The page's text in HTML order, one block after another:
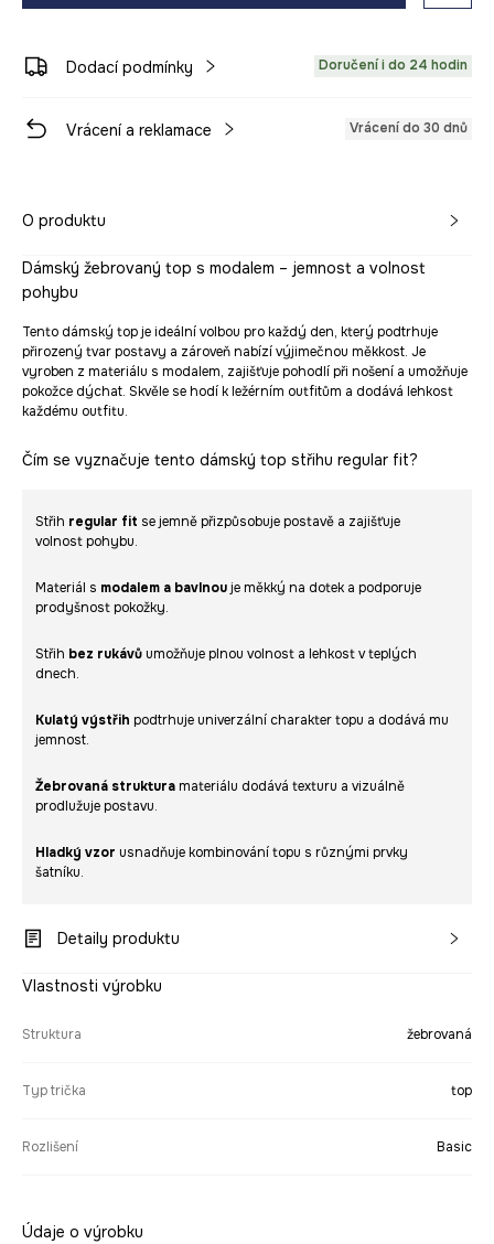
Dodací podmínky Doručení i do 24 hodin
Vrácení a reklamace Vrácení do 30 dnů
O produktu
Dámský žebrovaný top s modalem – jemnost a volnost
pohybu
Tento dámský top je ideální volbou pro každý den, který podtrhuje
přirozený tvar postavy a zároveň nabízí výjimečnou měkkost. Je
vyroben z materiálu s modalem, zajišťuje pohodlí při nošení a umožňuje
pokožce dýchat. Skvěle se hodí k ležérním outfitům a dodává lehkost
každému outfitu.
Čím se vyznačuje tento dámský top střihu regular fit?
Střih regular fit se jemně přizpůsobuje postavě a zajišťuje
volnost pohybu.
Materiál s modalem a bavlnouje měkký na dotek a podporuje
prodyšnost pokožky.
Střih bez rukávů umožňuje plnou volnost a lehkost v teplých
dnech.
Kulatý výstřih podtrhuje univerzální charakter topu a dodává mu
jemnost.
Žebrovaná struktura materiálu dodává texturu a vizuálně
prodlužuje postavu.
Hladký vzor usnadňuje kombinování topu s různými prvky
šatníku.
Detaily produktu
Vlastnosti výrobku
Struktura žebrovaná
Typ trička top
Rozlišení Basic
Údaje o výrobku